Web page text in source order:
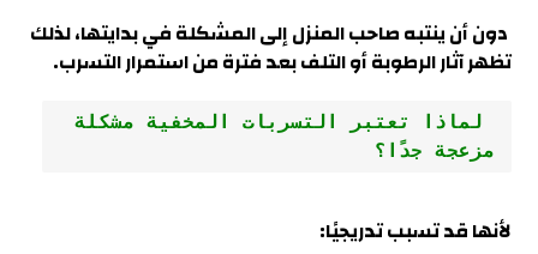
دون أن ينتبه صاحب المنزل إلى المشكلة في بدايتها، لذلك
تظهر آثار الرطوبة أو التلف بعد فترة من استمرار التسرب.
مزعجة جدًا؟
لأنها قد تسبب تدريجيًا: